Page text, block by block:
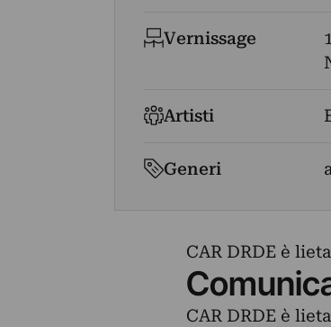
Vernissage
Artisti
Generi
CAR DRDE è
CAR DRDE è